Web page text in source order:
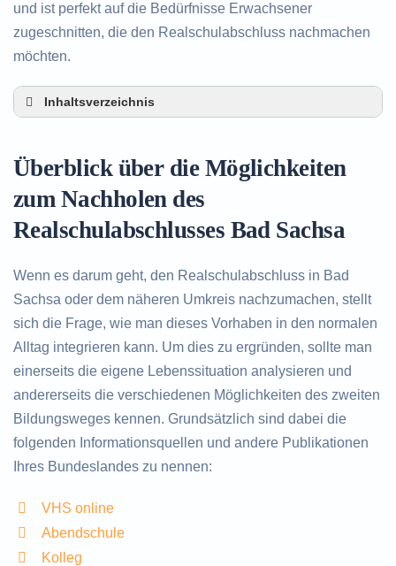
und ist perfekt auf die Bedürfnisse Erwachsener
zugeschnitten, die den Realschulabschluss nachmachen
möchten.
Inhaltsverzeichnis
Alternativen zum nachträglichen Erwerb des
Realschulabschlusses in Bad Sachsa
des Realschulabschlusses
Überblick über die Möglichkeiten
zum Nachholen des
Realschulabschlusses Bad Sachsa
Wenn es darum geht, den Realschulabschluss in Bad
Sachsa oder dem näheren Umkreis nachzumachen, stellt
sich die Frage, wie man dieses Vorhaben in den normalen
Alltag integrieren kann. Um dies zu ergründen, sollte man
einerseits die eigene Lebenssituation analysieren und
andererseits die verschiedenen Möglichkeiten des zweiten
Bildungsweges kennen. Grundsätzlich sind dabei die
folgenden Informationsquellen und andere Publikationen
Ihres Bundeslandes zu nennen:
VHS online
Abendschule
Kolleg